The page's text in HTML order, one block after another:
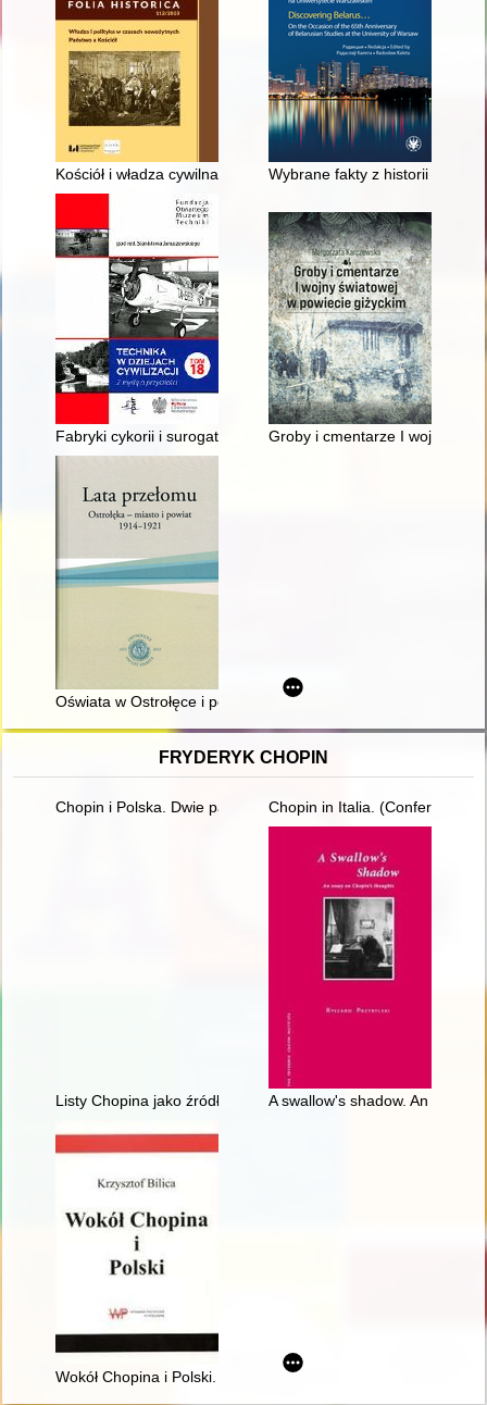
Kościół i władza cywilna w nauczaniu Jana Kalwina
Wybrane fakty z historii
Fabryki cykorii i surogatów kawy na warszawskiej Pradze.
Groby i cmentarze I wojny
Oświata w Ostrołęce i powiecie w latach 1914-1921
FRYDERYK CHOPIN
Chopin i Polska. Dwie pasje życia Gastona Belotti [1920-1985]
Chopin in Italia. (Conferenze
Listy Chopina jako źródło informacji do badań nad rodziną
A swallow's shadow. An essay
Wokół Chopina i Polski. Siedem szkiców